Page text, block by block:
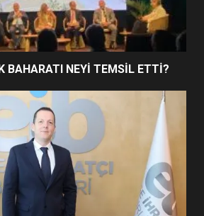
NE BAŞARDI?
NE DEĞİŞTİ?
SATRANÇ
KAYITLARI NEYİ
BAHARATI NEYİ TEMSİL ETTİ?